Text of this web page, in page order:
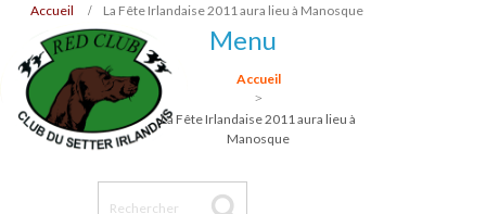
Accueil La Fête Irlandaise 2011 aura lieu à Manosque
Menu
Accueil
La Fête Irlandaise 2011 aura lieu à
Manosque